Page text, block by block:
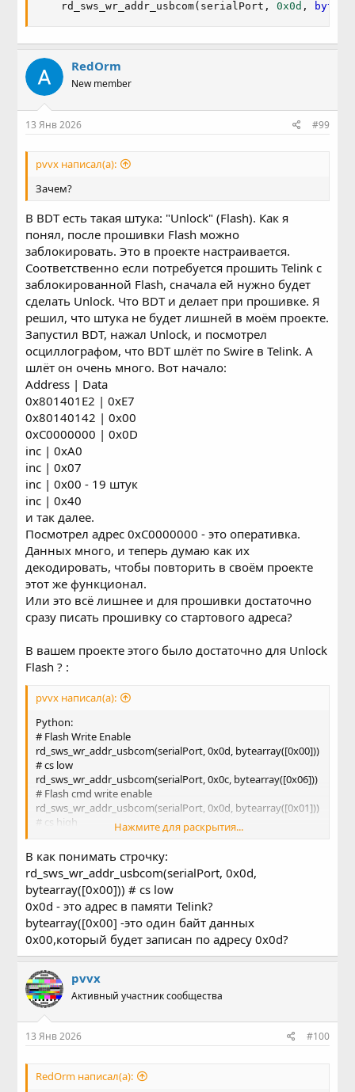
    rd_sws_wr_addr_usbcom
( serialPort , 0x0d ,
RedOrm
New member
13 Янв 2026 #99
pvvx написал(а):
Зачем?
В BDT есть такая штука: "Unlock" (Flash). Как я
понял, после прошивки Flash можно
заблокировать. Это в проекте настраивается.
Соответственно если потребуется прошить Telink с
заблокированной Flash, сначала ей нужно будет
сделать Unlock. Что BDT и делает при прошивке. Я
решил, что штука не будет лишней в моём проекте.
Запустил BDT, нажал Unlock, и посмотрел
осциллографом, что BDT шлёт по Swire в Telink. А
шлёт он очень много. Вот начало:
Address | Data
0x801401E2 | 0xE7
0x80140142 | 0x00
0xC0000000 | 0x0D
inc | 0xA0
inc | 0x07
inc | 0x00 - 19 штук
inc | 0x40
и так далее.
Посмотрел адрес 0xC0000000 - это оперативка.
Данных много, и теперь думаю как их
декодировать, чтобы повторить в своём проекте
этот же функционал.
Или это всё лишнее и для прошивки достаточно
сразу писать прошивку со стартового адреса?
В вашем проекте этого было достаточно для Unlock
Flash ? :
pvvx написал(а):
Python:
# Flash Write Enable
rd_sws_wr_addr_usbcom(serialPort, 0x0d, bytearray([0x00]))
# cs low
rd_sws_wr_addr_usbcom(serialPort, 0x0c, bytearray([0x06]))
# Flash cmd write enable
rd_sws_wr_addr_usbcom(serialPort, 0x0d, bytearray([0x01]))
# cs high
# cs low
rd_sws_wr_addr_usbcom(serialPort, 0x0c, bytearray([0x01]))
# Flash cmd wr status
rd_sws_wr_addr_usbcom(serialPort, 0x0c, bytearray([0x00]))
# data: 0
rd_sws_wr_addr_usbcom(serialPort, 0x0d, bytearray([0x01]))
# cs high
Нажмите для раскрытия...
B как понимать строчку:
rd_sws_wr_addr_usbcom(serialPort, 0x0d,
bytearray([0x00])) # cs low
0x0d - это адрес в памяти Telink?
bytearray([0x00] -это один байт данных
0x00,который будет записан по адресу 0x0d?
pvvx
Активный участник сообщества
13 Янв 2026 #100
RedOrm написал(а):